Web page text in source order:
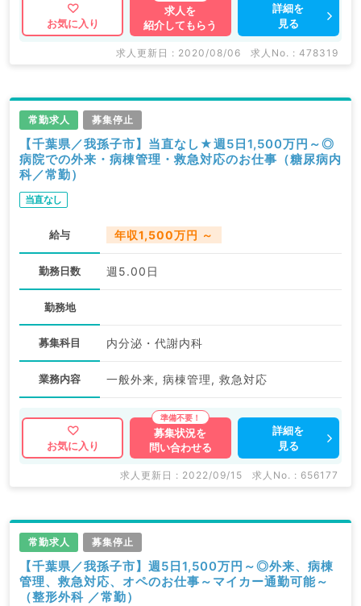
お気に入り
求人を
紹介してもらう
詳細を
見る
求人更新日 : 2020/08/06 求人No. : 478319
常勤求人 募集停止
【千葉県／我孫子市】当直なし★週5日1,500万円～◎
病院での外来・病棟管理・救急対応のお仕事（糖尿病内
科／常勤）
当直なし
給与 年収1,500万円 ～
勤務日数 週5.00日
勤務地
募集科目 内分泌・代謝内科
業務内容 一般外来, 病棟管理, 救急対応
お気に入り
募集状況を
問い合わせる
詳細を
見る
求人更新日 : 2022/09/15 求人No. : 656177
常勤求人 募集停止
【千葉県／我孫子市】週5日1,500万円～◎外来、病棟
管理、救急対応、オペのお仕事～マイカー通勤可能～
（整形外科 ／常勤）